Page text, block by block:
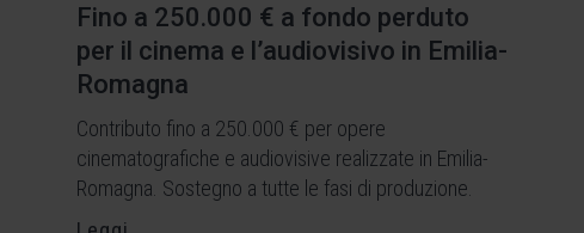
Fino a 250.000 € a fondo perduto
per il cinema e l’audiovisivo in Emilia-
Romagna
Contributo fino a 250.000 € per opere
cinematografiche e audiovisive realizzate in Emilia-
Romagna. Sostegno a tutte le fasi di produzione.